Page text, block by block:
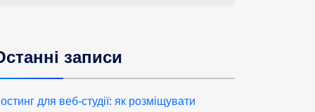
записи
для веб-студії: як розміщувати